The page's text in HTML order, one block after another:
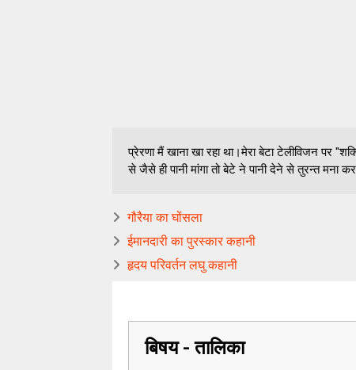
प्रेरणा मैं खाना खा रहा था।मेरा बेटा टेलीविजन पर
से जैसे ही पानी मांगा तो बेटे ने पानी देने से तुरन्त मना कर
गौरैया का घोंसला
ईमानदारी का पुरस्कार कहानी
हृदय परिवर्तन लघु कहानी
बिषय - तालिका